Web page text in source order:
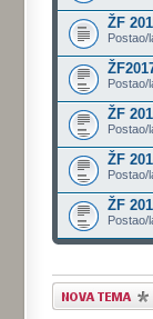
ŽF
Postao/
Postao/
ŽF
Postao/
ŽF
Postao/
ŽF
Postao/
Započni novu temu